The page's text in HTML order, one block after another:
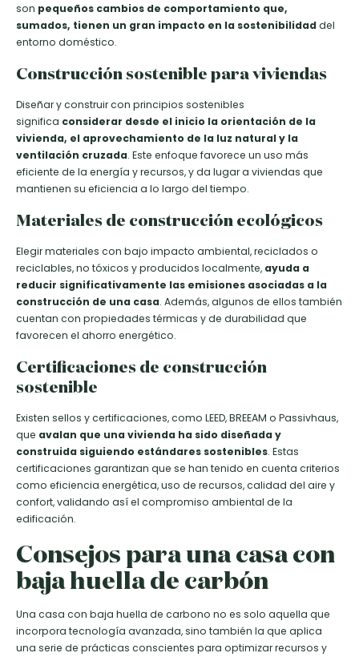
son pequeños cambios de comportamiento que,
sumados, tienen un gran impacto en la sostenibilidaddel
entorno doméstico.
Construcción sostenible para viviendas
Diseñar y construir con principios sostenibles
significa considerar desde el inicio la orientación de la
vivienda, el aprovechamiento de la luz natural y la
ventilación cruzada. Este enfoque favorece un uso más
eficiente de la energía y recursos, y da lugar a viviendas que
mantienen su eficiencia a lo largo del tiempo.
Materiales de construcción ecológicos
Elegir materiales con bajo impacto ambiental, reciclados o
reciclables, no tóxicos y producidos localmente, ayuda a
reducir significativamente las emisiones asociadas a la
construcción de una casa. Además, algunos de ellos también
cuentan con propiedades térmicas y de durabilidad que
favorecen el ahorro energético.
Certificaciones de construcción
sostenible
Existen sellos y certificaciones, como LEED, BREEAM o Passivhaus,
que avalan que una vivienda ha sido diseñada y
construida siguiendo estándares sostenibles. Estas
certificaciones garantizan que se han tenido en cuenta criterios
como eficiencia energética, uso de recursos, calidad del aire y
confort, validando así el compromiso ambiental de la
edificación.
Consejos para una casa con
baja huella de carbón
Una casa con baja huella de carbono no es solo aquella que
incorpora tecnología avanzada, sino también la que aplica
una serie de prácticas conscientes para optimizar recursos y